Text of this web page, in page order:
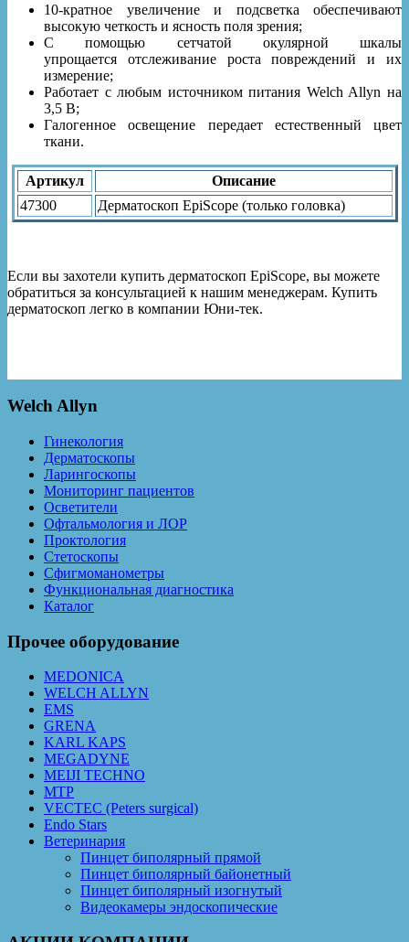
10-кратное увеличение и подсветка обеспечивают
высокую четкость и ясность поля зрения;
С помощью сетчатой окулярной шкалы
упрощается отслеживание роста повреждений и их
измерение;
Работает с любым источником питания Welch Allyn на
3,5 В;
Галогенное освещение передает естественный цвет
ткани.
Артикул
Описание
47300
Дерматоскоп EpiScope (только головка)
Если вы захотели купить дерматоскоп EpiScope, вы можете
обратиться за консультацией к нашим менеджерам. Купить
дерматоскоп легко в компании Юни-тек.
Welch Allyn
Гинекология
Дерматоскопы
Ларингоскопы
Мониторинг пациентов
Осветители
Офтальмология и ЛОР
Проктология
Стетоскопы
Сфигмоманометры
Функциональная диагностика
Каталог
Прочее оборудование
MEDONICA
WELCH ALLYN
EMS
GRENA
KARL KAPS
MEGADYNE
MEIJI TECHNO
MTP
VECTEC (Peters surgical)
Endo Stars
Ветеринария
Пинцет биполярный прямой
Пинцет биполярный байонетный
Пинцет биполярный изогнутый
Видеокамеры эндоскопические